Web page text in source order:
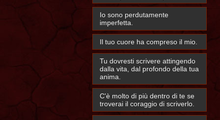
Io sono perdutamente
imperfetta.
Il tuo cuore ha compreso il mio.
Tu dovresti scrivere attingendo
dalla vita, dal profondo della tua
anima.
C'è molto di più dentro di te se
troverai il coraggio di scriverlo.